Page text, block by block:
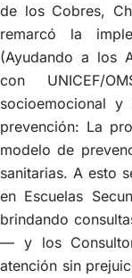
de los Cobres,
remarcó la
(Ayudando a los
con UNICEF/
socioemocional
prevención: La
modelo de
sanitarias. A esto
en Escuelas
brindando
— y los
atención sin